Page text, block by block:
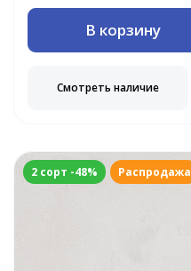
В корзину
Смотреть наличие
2 сорт -48% Распродажа